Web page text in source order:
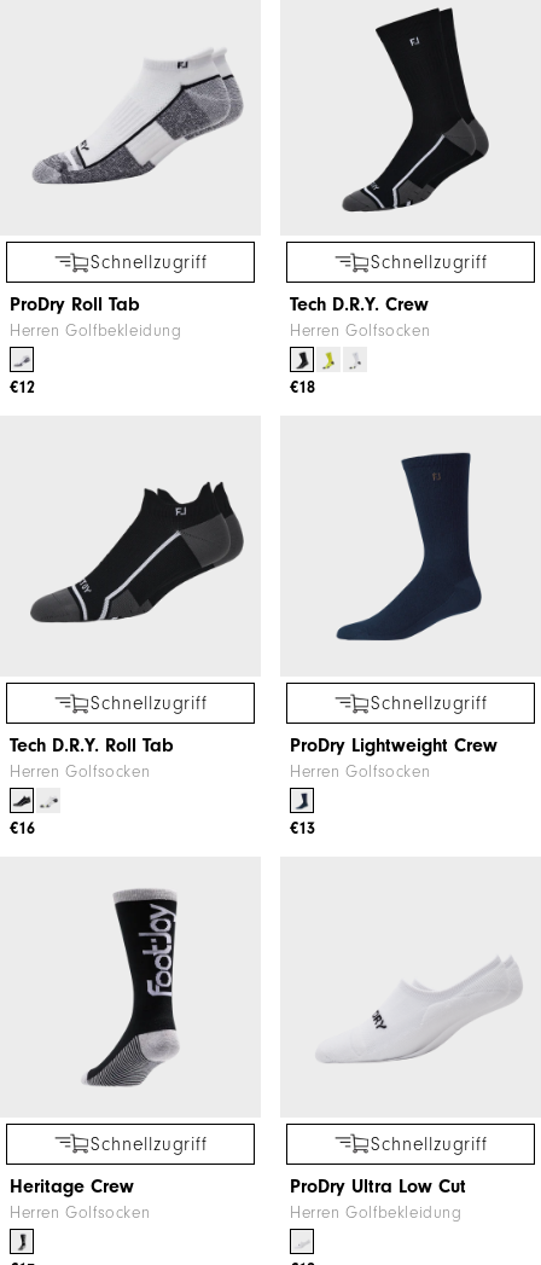
Schnellzugriff
ProDry Roll Tab
Herren Golfbekleidung
€12
Schnellzugriff
Tech D.R.Y. Crew
Herren Golfsocken
€18
Schnellzugriff
Tech D.R.Y. Roll Tab
Herren Golfsocken
€16
Schnellzugriff
ProDry Lightweight Crew
Herren Golfsocken
€13
Schnellzugriff
Heritage Crew
Herren Golfsocken
Schnellzugriff
ProDry Ultra Low Cut
Herren Golfbekleidung